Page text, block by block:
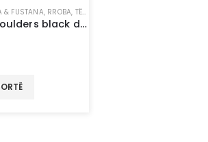
& FUSTANA, RROBA, TË GJITHA
Fustan i zi-off shoulders black dress